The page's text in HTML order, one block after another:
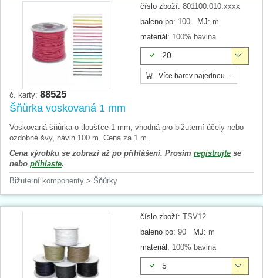
číslo zboží: 801100.010.xxxx
baleno po: 100 MJ: m
materiál: 100% bavlna
20
Více barev najednou ...
č. karty: 88525
Šňůrka voskovaná 1 mm
Voskovaná šňůrka o tloušťce 1 mm, vhodná pro bižuterní účely nebo
ozdobné švy, návin 100 m. Cena za 1 m.
Cena výrobku se zobrazí až po přihlášení. Prosím registrujte se
nebo přihlaste.
Bižuterní komponenty > Šňůrky
číslo zboží: TSV12
baleno po: 90 MJ: m
materiál: 100% bavlna
5